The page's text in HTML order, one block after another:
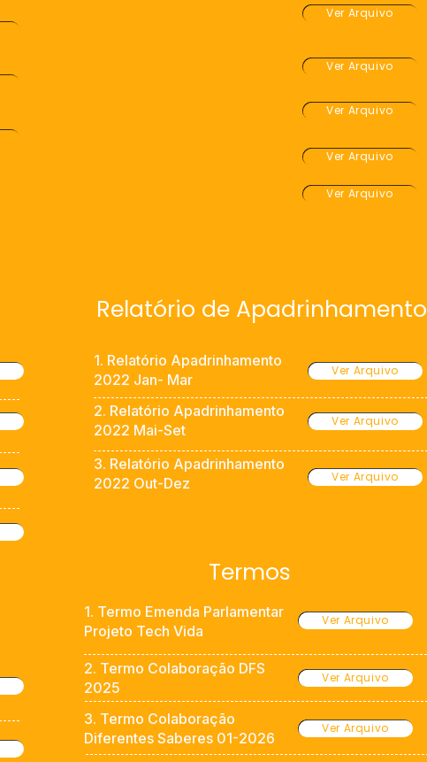
Ver Arquivo
Ver Arquivo
Ver Arquivo
Ver Arquivo
Ver Arquivo
Relatório de Apadrinhamento
1. Relatório Apadrinhamento
2022 Jan- Mar
Ver Arquivo
2. Relatório Apadrinhamento
2022 Mai-Set
Ver Arquivo
3. Relatório Apadrinhamento
2022 Out-Dez
Ver Arquivo
Termos
1. Termo Emenda Parlamentar
Projeto Tech Vida
Ver Arquivo
2. Termo Colaboração DFS
2025
Ver Arquivo
3. Termo Colaboração
Diferentes Saberes 01-2026
Ver Arquivo